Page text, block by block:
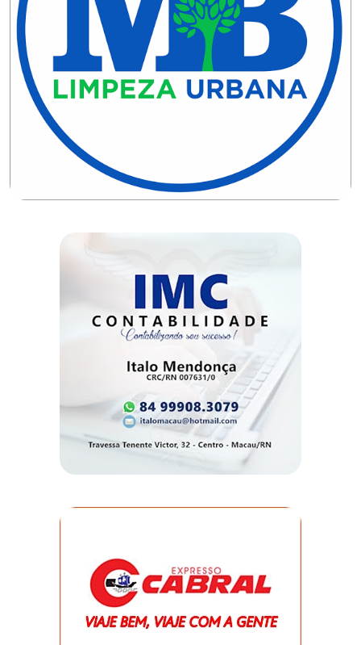
CAMPEONATO
BLOCOS
CAPACITAÇÃO
CARNAUBAIS
CARNAVAL
CARNAVAL
CARNAVAL
CICLISMO
COMPROMISSO
CONFERÊNCIA
SAÚDE